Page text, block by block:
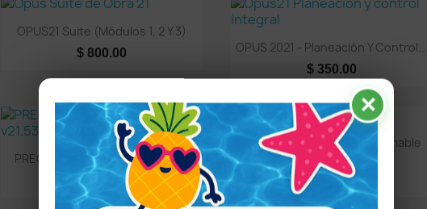
 Vista rápida
OPUS21 Suite (Módulos 1, 2 Y 3)
$ 800.00  Vista rápida
OPUS 2021 - Planeación Y Control...
$ 350.00
Vista rápida
PRECIOS UNITARIOS 2021 V21.53
$ 300.00
Vista rápida
Opus Presupuesto Programable
2020
$ 300.00
✕